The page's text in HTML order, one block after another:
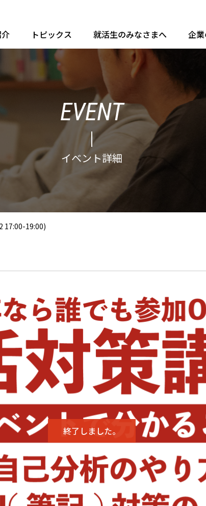
トピックス 就活生のみなさまへ 企
EVENT
イベント詳細
17:00-19:00)
終了しました。